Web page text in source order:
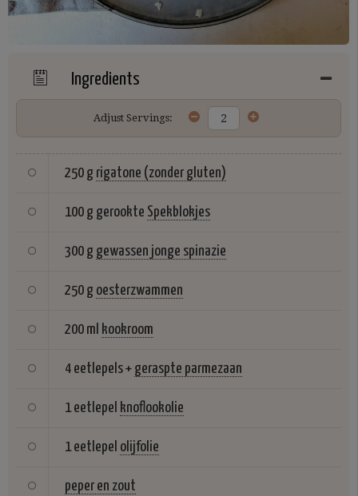
Ingredients
Adjust Servings:
250 g rigatone (zonder gluten)
100 g gerookte Spekblokjes
300 g gewassen jonge spinazie
250 g oesterzwammen
200 ml kookroom
4 eetlepels + geraspte parmezaan
1 eetlepel knoflookolie
1 eetlepel olijfolie
peper en zout